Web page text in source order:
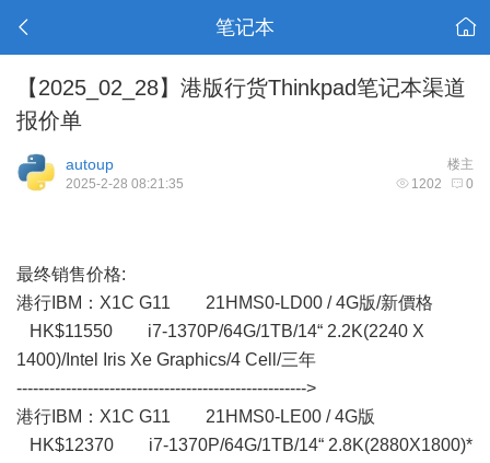
笔记本
【2025_02_28】港版行货Thinkpad笔记本渠道
报价单
楼主
autoup
1202 0
2025-2-28 08:21:35
最终销售价格:
港行IBM： X1C G11 21HMS0-LD00 / 4G版/新價格
HK$11550 i7-1370P/64G/1TB/14“ 2.2K(2240 X
1400)/Intel Iris Xe Graphics/4 Cell/三年
----------------------------------------------------->
港行IBM：X1C G11 21HMS0-LE00 / 4G版
HK$12370 i7-1370P/64G/1TB/14“ 2.8K(2880X1800)*